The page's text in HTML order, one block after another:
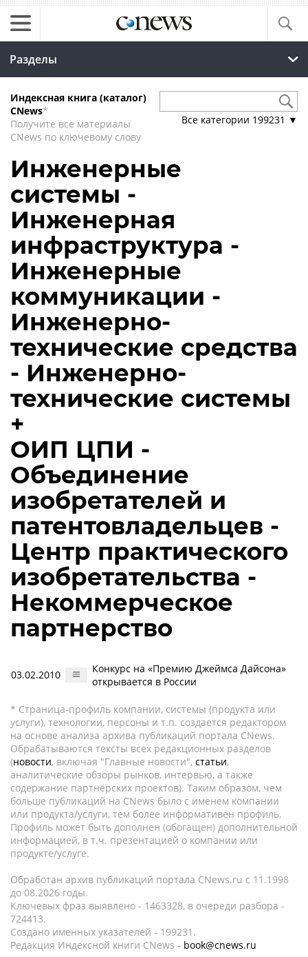
Разделы
Индексная книга (каталог)
CNews*
Получите все материалы
CNews по ключевому слову
Все категории 199231 ▼
Инженерные
системы -
Инженерная
инфраструктура -
Инженерные
коммуникации -
Инженерно-
технические средства
- Инженерно-
технические системы
+
ОИП ЦПИ -
Объединение
изобретателей и
патентовладельцев -
Центр практического
изобретательства -
Некоммерческое
партнерство
03.02.2010
Конкурс на «Премию Джеймса Дайсона»
открывается в России
* Страница-профиль компании, системы (продукта или
услуги), технологии, персоны и т.п. создается редактором
на основе анализа архива публикаций портала CNews.
Обрабатываются тексты всех редакционных разделов
(новости, включая "Главные новости", статьи,
аналитические обзоры рынков, интервью, а также
содержание партнёрских проектов). Таким образом, чем
больше публикаций на CNews было с именем компании
или продукта/услуги, тем более информативен профиль.
Профиль может быть дополнен (обогащен) дополнительной
информацией, в т.ч. презентацией о компании или
продукте/услуге.
Обработан архив публикаций портала CNews.ru c 11.1998
до 08.2026 годы.
Ключевых фраз выявлено - 1463328, в очереди разбора -
724413.
Создано именных указателей - 199231.
Редакция Индексной книги CNews - book@cnews.ru